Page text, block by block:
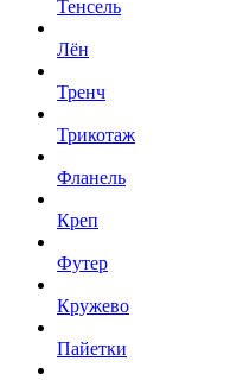
Тенсель
Лён
Тренч
Трикотаж
Фланель
Креп
Футер
Кружево
Пайетки